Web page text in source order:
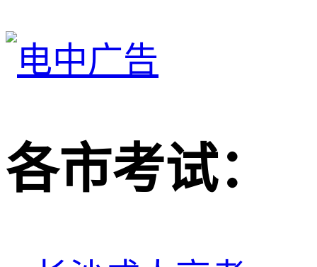
各市考试：